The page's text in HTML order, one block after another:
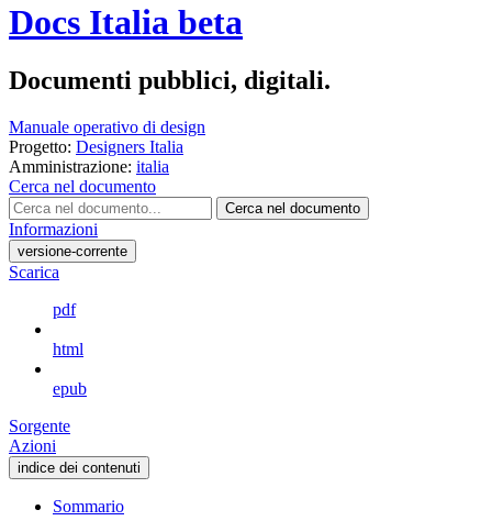
Docs Italia beta
Documenti pubblici, digitali.
Manuale operativo di design
Progetto: Designers Italia
Amministrazione: italia
Cerca nel documento
Cerca nel documento
Informazioni
versione-corrente
Scarica
pdf
html
epub
Sorgente
Azioni
indice dei contenuti
Sommario